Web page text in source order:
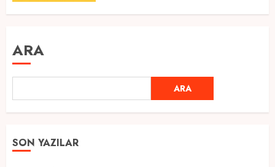
ARA
ARA
SON YAZILAR